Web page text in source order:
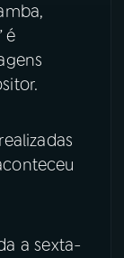
é
a sexta-